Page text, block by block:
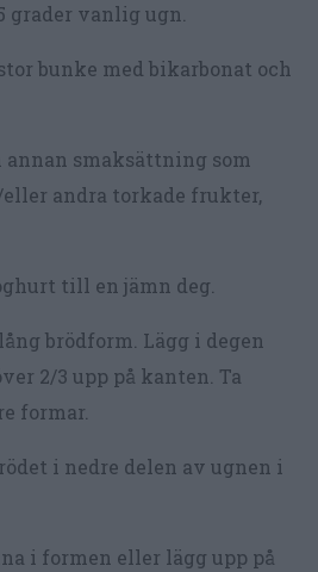
grader vanlig ugn.
bunke med bikarbonat och
smaksättning som
andra torkade frukter,
till en jämn deg.
brödform. Lägg i degen
2/3 upp på kanten. Ta
formar.
i nedre delen av ugnen i
i formen eller lägg upp på